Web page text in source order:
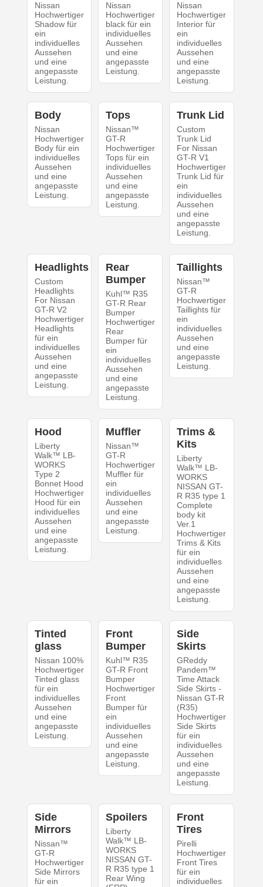
Nissan
Hochwertiger
Shadow für
ein
individuelles
Aussehen
und eine
angepasste
Leistung.
Nissan
Hochwertiger
black für ein
individuelles
Aussehen
und eine
angepasste
Leistung.
Nissan
Hochwertiger
Interior für
ein
individuelles
Aussehen
und eine
angepasste
Leistung.
Body
Nissan
Hochwertiger
Body für ein
individuelles
Aussehen
und eine
angepasste
Leistung.
Tops
Nissan™
GT-R
Hochwertiger
Tops für ein
individuelles
Aussehen
und eine
angepasste
Leistung.
Trunk Lid
Custom
Trunk Lid
For Nissan
GT-R V1
Hochwertiger
Trunk Lid für
ein
individuelles
Aussehen
und eine
angepasste
Leistung.
Headlights
Custom
Headlights
For Nissan
GT-R V2
Hochwertiger
Headlights
für ein
individuelles
Aussehen
und eine
angepasste
Leistung.
Rear
Bumper
Kuhl™ R35
GT-R Rear
Bumper
Hochwertiger
Rear
Bumper für
ein
individuelles
Aussehen
und eine
angepasste
Leistung.
Taillights
Nissan™
GT-R
Hochwertiger
Taillights für
ein
individuelles
Aussehen
und eine
angepasste
Leistung.
Hood
Liberty
Walk™ LB-
WORKS
Type 2
Bonnet Hood
Hochwertiger
Hood für ein
individuelles
Aussehen
und eine
angepasste
Leistung.
Muffler
Nissan™
GT-R
Hochwertiger
Muffler für
ein
individuelles
Aussehen
und eine
angepasste
Leistung.
Trims &
Kits
Liberty
Walk™ LB-
WORKS
NISSAN GT-
R R35 type 1
Complete
body kit
Ver.1
Hochwertiger
Trims & Kits
für ein
individuelles
Aussehen
und eine
angepasste
Leistung.
Tinted
glass
Nissan 100%
Hochwertiger
Tinted glass
für ein
individuelles
Aussehen
und eine
angepasste
Leistung.
Front
Bumper
Kuhl™ R35
GT-R Front
Bumper
Hochwertiger
Front
Bumper für
ein
individuelles
Aussehen
und eine
angepasste
Leistung.
Side
Skirts
GReddy
Pandem™
Time Attack
Side Skirts -
Nissan GT-R
(R35)
Hochwertiger
Side Skirts
für ein
individuelles
Aussehen
und eine
angepasste
Leistung.
Side
Mirrors
Nissan™
GT-R
Hochwertiger
Side Mirrors
für ein
Spoilers
Liberty
Walk™ LB-
WORKS
NISSAN GT-
R R35 type 1
Rear Wing
Front
Tires
Pirelli
Hochwertiger
Front Tires
für ein
individuelles